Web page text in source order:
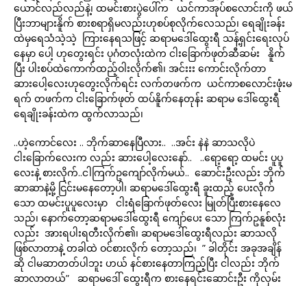
ယောင်လည်လည်နဲ့၊ ထမင်းစားပွဲပေါ်က ယင်ကာအုပ်စလောင်းကို ဖယ်
ပြီးဘာများနိူက် စားစရာရှိမလည်းဟုစပ်စုလိုက်လေသည်၊ ရေချိုးခန်း
ထဲမှရေသံသဲ့သဲ့ ကြားနေရသဖြင့် ဆရာမဒေါ်ထွေးရီ သန့်ရှင်းရေးလုပ်
နေမှာ ပေါ့ ဟုတွေးရင်း ပုဂံတလုံးထဲက ငါးခြောက်ဖုတ်ဆီဆမ်း နိူက်
ပြီး ပါးစပ်ထဲကောက်ထည့်ဝါးလိုက်၏၊ အင်းးး ကောင်းလိုက်တာ
ဆားပေါ့လေးဟုတွေးလိုက်ရင်း လက်တဖက်က ယင်ကာစလောင်းဖုံးမ
ရက် တဖက်က ငါးခြောက်ဖုတ် ထပ်နိူက်နေတုန်း ဆရာမ ဒေါ်ထွေးရီ
ရေချိုးခန်းထဲက ထွက်လာသည်၊
..ဟဲ့ကောင်လေး .. ဘိုက်ဆာနေပြီလား.. ..အင်း နဲနဲ ဆာသလိုပဲ
ငါးခြောက်လေးက လည်း ဆားပေါ့လေးနော်.. ..ရော့ရော့ ထမင်း ပူပူ
လေးနဲ့ စားလိုက်..ငါကြက်ဥကျော်လိုက်မယ်.. ဆောင်းဦးလည်း ဘိုက်
ဆာဆာနဲ့မို့ ငြင်းမနေတော့ပါ၊ ဆရာမဒေါ်ထွေးရီ ခူးထည့် ပေးလိုက်
သော ထမင်းပူပူလေးမှာ ငါးရံခြောက်ဖုတ်လေး မြုတ်ပြီးစားနေလေ
သည်၊ နောက်တော့ဆရာမဒေါ်ထွေးရီ ကျော်ပေး သော ကြက်ဥနူစ်လုံး
လည်း အားရပါးရတီးလိုက်၏၊ ဆရာမဒေါ်ထွေးရီလည်း ဆာသလို
ဖြစ်လာတာနဲ့ တခါထဲ ဝင်စားလိုက် တော့သည်၊ ” ခါတိုင်း အခုအချိန်
ဆို ငါမဆာတတ်ပါဘူး ဟယ် နင်စားနေတာကြည့်ပြီး ငါလည်း ဘိုက်
ဆာလာတယ်” ဆရာမဒေါ် ထွေးရီက စားနေရင်းဆောင်းဦး ကိုလှမ်း